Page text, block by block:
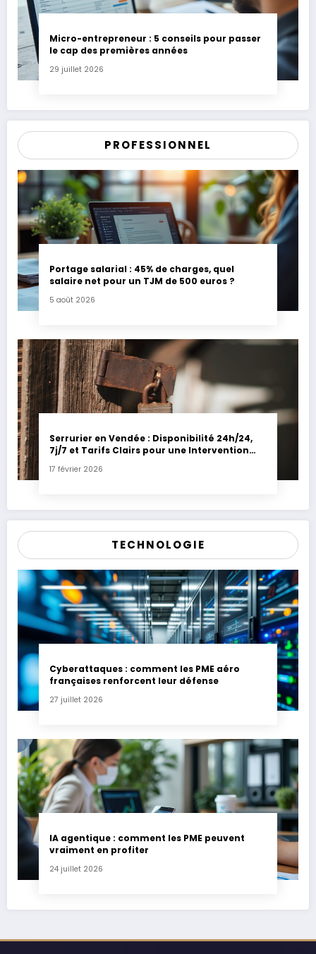
Micro-entrepreneur : 5 conseils pour passer
le cap des premières années
29 juillet 2026
PROFESSIONNEL
Portage salarial : 45% de charges, quel
salaire net pour un TJM de 500 euros ?
5 août 2026
Serrurier en Vendée : Disponibilité 24h/24,
7j/7 et Tarifs Clairs pour une Intervention
17 février 2026
TECHNOLOGIE
Cyberattaques : comment les PME aéro
françaises renforcent leur défense
27 juillet 2026
IA agentique : comment les PME peuvent
vraiment en profiter
24 juillet 2026